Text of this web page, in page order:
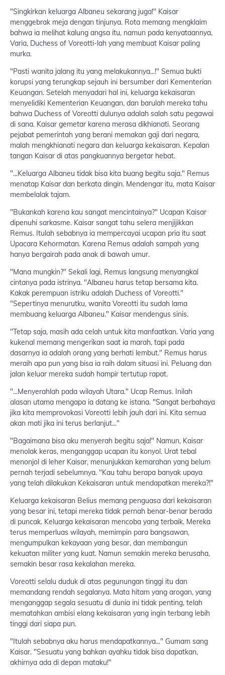
"Singkirkan keluarga Albaneu sekarang juga!" Kaisar
menggebrak meja dengan tinjunya. Rota memang mengklaim
bahwa ia melihat kalung angsa itu, namun pada kenyataannya,
Varia, Duchess of Voreotti-lah yang membuat Kaisar paling
murka.
"Pasti wanita jalang itu yang melakukannya...!" Semua bukti
korupsi yang terungkap sejauh ini bersumber dari Kementerian
Keuangan. Setelah menyadari hal ini, keluarga kekaisaran
menyelidiki Kementerian Keuangan, dan barulah mereka tahu
bahwa Duchess of Voreotti dulunya adalah salah satu pegawai
di sana. Kaisar gemetar karena merasa dikhianati. Seorang
pejabat pemerintah yang berani memakan gaji dari negara,
malah mengkhianati negara dan keluarga kekaisaran. Kepalan
tangan Kaisar di atas pangkuannya bergetar hebat.
"...Keluarga Albaneu tidak bisa kita buang begitu saja." Remus
menatap Kaisar dan berkata dingin. Mendengar itu, mata Kaisar
membelalak tajam.
"Bukankah karena kau sangat mencintainya?" Ucapan Kaisar
dipenuhi sarkasme. Kaisar sangat tahu selera menjijikkan
Remus. Itulah sebabnya ia mempercayai ucapan pria itu saat
Upacara Kehormatan. Karena Remus adalah sampah yang
hanya bergairah pada anak di bawah umur.
"Mana mungkin?" Sekali lagi, Remus langsung menyangkal
cintanya pada istrinya. "Albaneu harus tetap bersama kita.
Kakak perempuan istriku adalah Duchess of Voreotti."
"Sepertinya menurutku, wanita Voreotti itu sudah lama
membuang keluarga Albaneu." Kaisar mendengus sinis.
"Tetap saja, masih ada celah untuk kita manfaatkan. Varia yang
kukenal memang mengerikan saat ia marah, tapi pada
dasarnya ia adalah orang yang berhati lembut." Remus harus
meraih apa pun yang bisa ia raih dalam situasi ini. Peluang dan
jalan keluar mereka sudah hampir tertutup rapat.
"...Menyerahlah pada wilayah Utara." Ucap Remus. Inilah
alasan utama mengapa ia datang ke istana. "Sangat berbahaya
jika kita memprovokasi Voreotti lebih jauh dari ini. Kita semua
akan mati jika ini terus berlanjut..."
"Bagaimana bisa aku menyerah begitu saja!" Namun, Kaisar
menolak keras, menganggap ucapan itu konyol. Urat tebal
menonjol di leher Kaisar, menunjukkan kemarahan yang belum
pernah terjadi sebelumnya. "Kau tahu berapa banyak upaya
yang telah dilakukan Kekaisaran untuk mendapatkan mereka?!"
Keluarga kekaisaran Belius memang penguasa dari kekaisaran
yang besar ini, tetapi mereka tidak pernah benar-benar berada
di puncak. Keluarga kekaisaran mencoba yang terbaik. Mereka
terus memperluas wilayah, memimpin para bangsawan,
mengumpulkan kekayaan yang besar, dan membangun
kekuatan militer yang kuat. Namun semakin mereka berusaha,
semakin besar rasa kekalahan mereka.
Voreotti selalu duduk di atas pegunungan tinggi itu dan
memandang rendah segalanya. Mata hitam yang arogan, yang
menganggap segala sesuatu di dunia ini tidak penting, telah
mematahkan ambisi elang kekaisaran yang ingin terbang lebih
tinggi dari siapa pun.
"Itulah sebabnya aku harus mendapatkannya..." Gumam sang
Kaisar. "Sesuatu yang bahkan ayahku tidak bisa dapatkan,
akhirnya ada di depan mataku!"